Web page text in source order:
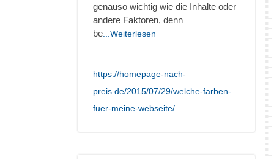
genauso wichtig wie die Inhalte oder
andere Faktoren, denn
be ...Weiterlesen
https://homepage-nach-
preis.de/2015/07/29/welche-farben-
fuer-meine-webseite/